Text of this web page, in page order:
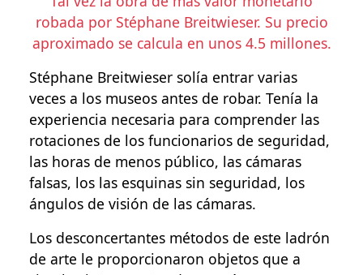
robada por Stéphane Breitwieser. Su precio
aproximado se calcula en unos 4.5 millones.
Stéphane Breitwieser solía entrar varias
veces a los museos antes de robar. Tenía la
experiencia necesaria para comprender las
rotaciones de los funcionarios de seguridad,
las horas de menos público, las cámaras
falsas, los las esquinas sin seguridad, los
ángulos de visión de las cámaras.
Los desconcertantes métodos de este ladrón
de arte le proporcionaron objetos que a